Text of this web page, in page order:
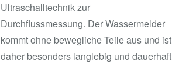
Ultraschalltechnik zur
Durchflussmessung. Der Wassermelder
kommt ohne bewegliche Teile aus und ist
daher besonders langlebig und dauerhaft